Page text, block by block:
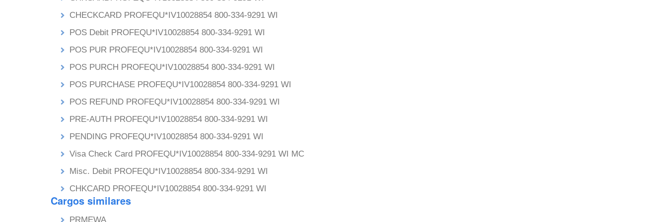
CHECKCARD PROFEQU*IV10028854 800-334-9291 WI
POS Debit PROFEQU*IV10028854 800-334-9291 WI
POS PUR PROFEQU*IV10028854 800-334-9291 WI
POS PURCH PROFEQU*IV10028854 800-334-9291 WI
POS PURCHASE PROFEQU*IV10028854 800-334-9291 WI
POS REFUND PROFEQU*IV10028854 800-334-9291 WI
PRE-AUTH PROFEQU*IV10028854 800-334-9291 WI
PENDING PROFEQU*IV10028854 800-334-9291 WI
Visa Check Card PROFEQU*IV10028854 800-334-9291 WI MC
Misc. Debit PROFEQU*IV10028854 800-334-9291 WI
CHKCARD PROFEQU*IV10028854 800-334-9291 WI
Cargos similares
PRMEWA